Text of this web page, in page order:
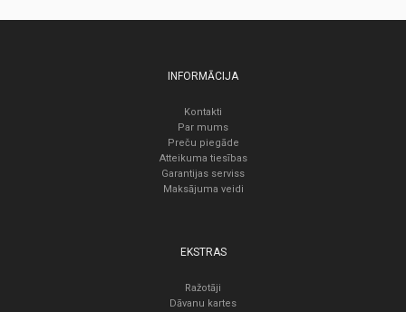
INFORMĀCIJA
Kontakti
Par mums
Preču piegāde
Atteikuma tiesības
Garantijas serviss
Maksājuma veidi
EKSTRAS
Ražotāji
Dāvanu kartes